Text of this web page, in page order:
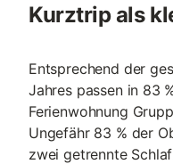
Kurztrip als
Entsprechend der
Jahres passen in 83
Ferienwohnung
Ungefähr 83 % der
zwei getrennte